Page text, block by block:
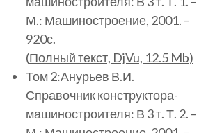
М.: Машиностроение, 2001. –
920с.
(Полныйтекст, DjVu, 12.5 Mb)
Том 2:Анурьев В.И.
Справочник конструктора-
машиностроителя: В 3 т. Т. 2. –